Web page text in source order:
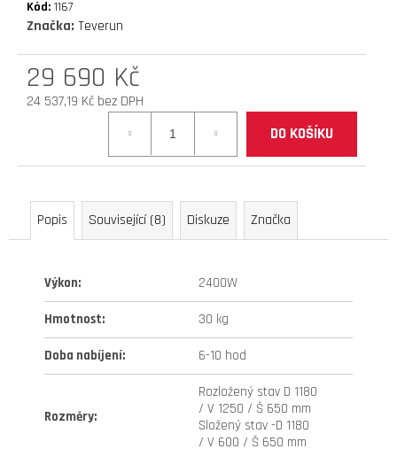
Kód: 1167
Značka: Teverun
29 690 Kč
24 537,19 Kč bez DPH
DO KOŠÍKU
Popis Související (8) Diskuze Značka
Výkon: 2400W
Hmotnost: 30 kg
Doba nabíjení: 6-10 hod
Rozměry:
Rozložený stav D 1180
/ V 1250 / Š 650 mm
Složený stav -D 1180
/ V 600 / Š 650 mm
duše
10x3
ventil
315
Původně:
399